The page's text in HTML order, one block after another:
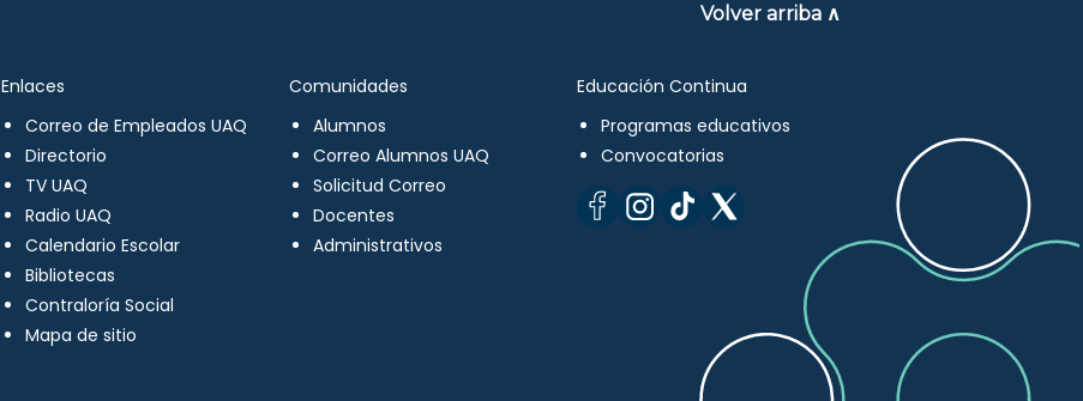
Volver arriba ∧
Enlaces
Correo de Empleados UAQ
Directorio
TV UAQ
Radio UAQ
Calendario Escolar
Bibliotecas
Contraloría Social
Mapa de sitio
Comunidades
Alumnos
Correo Alumnos UAQ
Solicitud Correo
Docentes
Administrativos
Educación Continua
Programas educativos
Convocatorias